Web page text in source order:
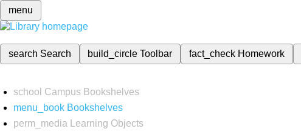
menu
search Search build_circleToolbar fact_check Homework
school Campus Bookshelves
menu_book Bookshelves
perm_media
Learning Objects